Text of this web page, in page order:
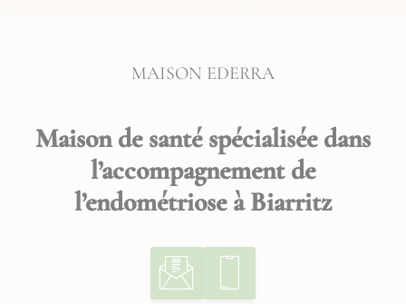
MAISON EDERRA
Maison de santé spécialisée dans
l’accompagnement de
l’endométriose à Biarritz